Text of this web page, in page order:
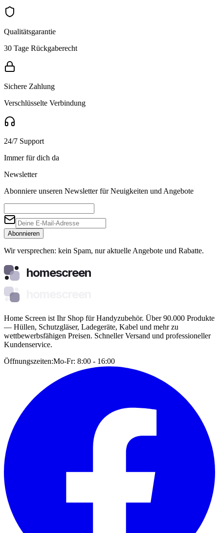
Qualitätsgarantie
30 Tage Rückgaberecht
Sichere Zahlung
Verschlüsselte Verbindung
24/7 Support
Immer für dich da
Newsletter
Abonniere unseren Newsletter für Neuigkeiten und Angebote
Abonnieren
Wir versprechen: kein Spam, nur aktuelle Angebote und Rabatte.
homescreen
Home Screen ist Ihr Shop für Handyzubehör. Über 90.000 Produkte
— Hüllen, Schutzgläser, Ladegeräte, Kabel und mehr zu
wettbewerbsfähigen Preisen. Schneller Versand und professioneller
Kundenservice.
Öffnungszeiten:Mo-Fr: 8:00 - 16:00